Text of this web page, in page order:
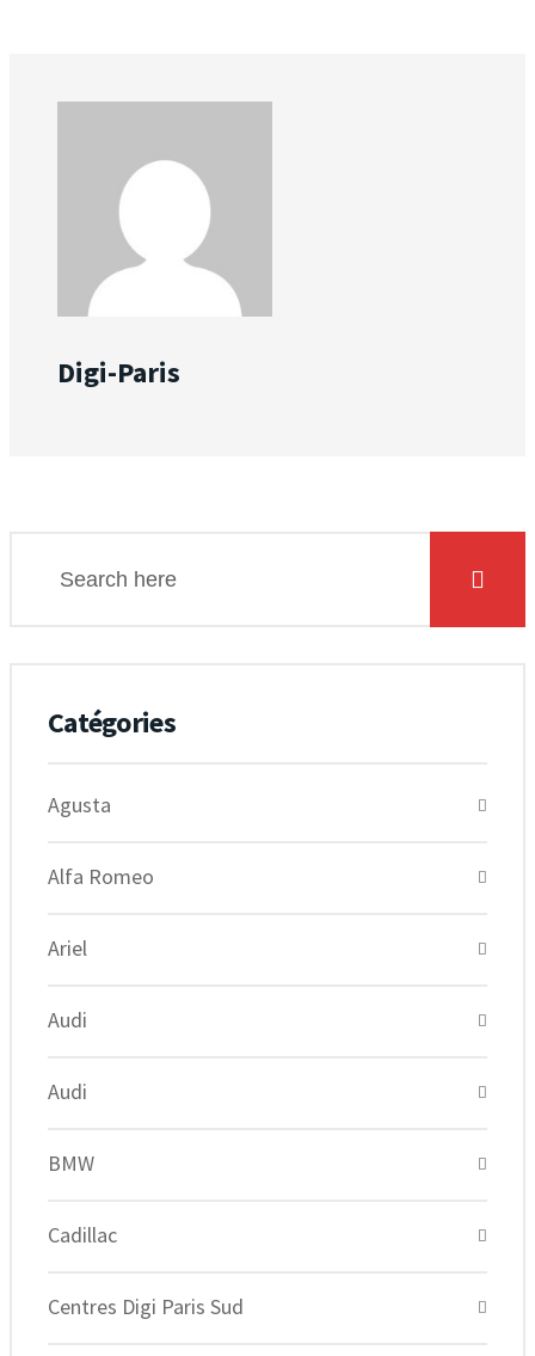
Digi-Paris
Catégories
Agusta
Alfa Romeo
Ariel
Audi
Audi
BMW
Cadillac
Centres Digi Paris Sud